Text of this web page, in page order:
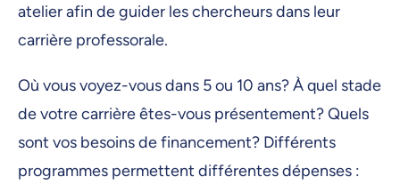
atelier afin de guider les chercheurs dans leur
carrière professorale.
Où vous voyez-vous dans 5 ou 10 ans? À quel stade
de votre carrière êtes-vous présentement? Quels
sont vos besoins de financement? Différents
programmes permettent différentes dépenses :